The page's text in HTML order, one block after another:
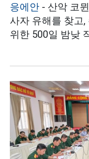
응에안 - 산악 코
사자 유해를 찾고
위한 500일 밤낮